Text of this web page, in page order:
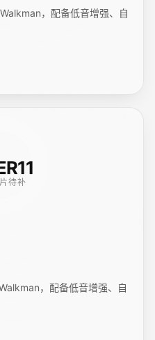
，配备低音增强、自
待补
，配备低音增强、自